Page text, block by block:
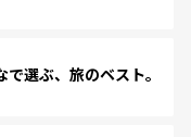
選ぶ、旅のベスト。